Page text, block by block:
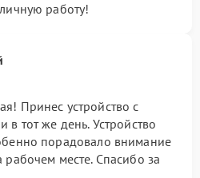
работу!
Принес устройство с
тот же день. Устройство
порадовало внимание
месте. Спасибо за